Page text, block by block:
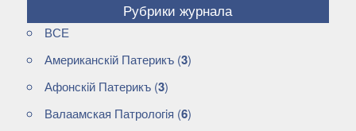
Рубрики журнала
ВСЕ
Американскiй Патерикъ(3)
Афонскiй Патерикъ(3)
Валаамская Патрологiя (6)